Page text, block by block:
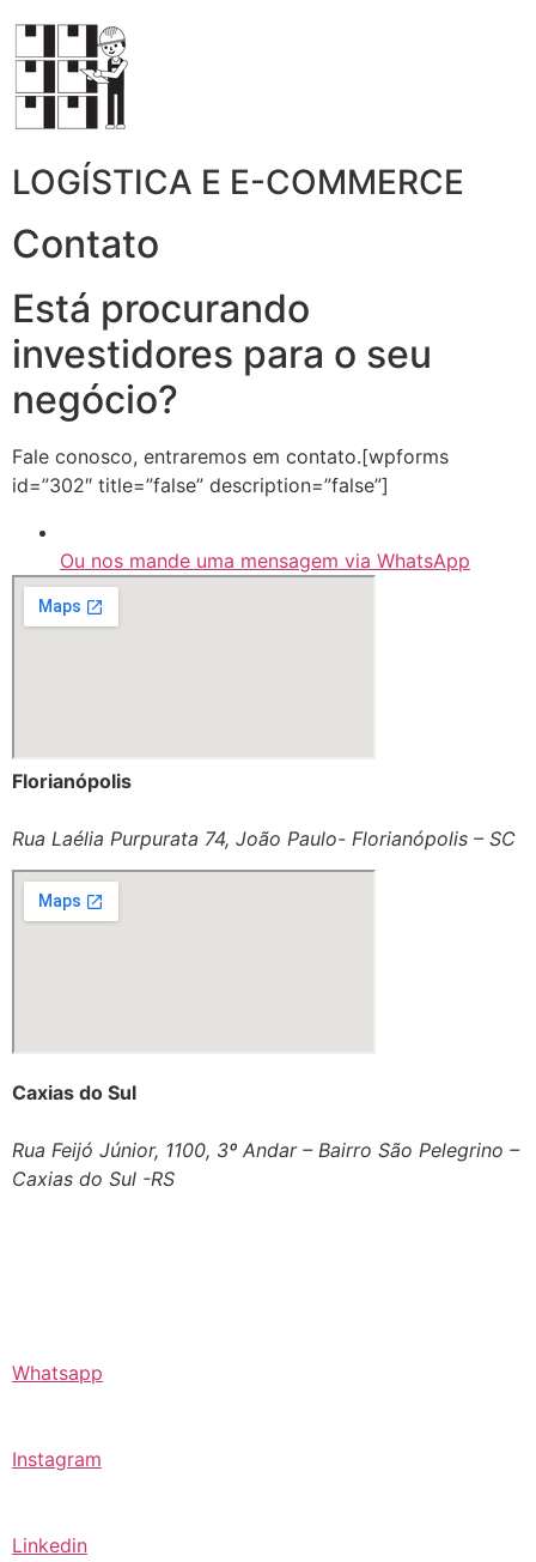
LOGÍSTICA E E-COMMERCE
Contato
Está procurando
investidores para o seu
negócio?
Fale conosco, entraremos em contato.[wpforms
id=”302″ title=”false” description=”false”]
Ou nos mande uma mensagem via WhatsApp
Florianópolis
Rua Laélia Purpurata 74, João Paulo- Florianópolis – SC
Caxias do Sul
Rua Feijó Júnior, 1100, 3º Andar – Bairro São Pelegrino –
Caxias do Sul -RS
Whatsapp
Instagram
Linkedin